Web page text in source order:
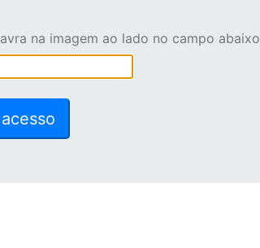
na imagem ao lado no campo abaixo